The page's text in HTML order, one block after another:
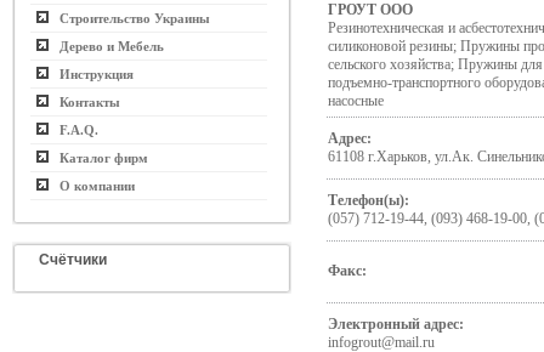
Строительство Украины
Дерево и Мебель
Инструкция
Контакты
F.A.Q.
Каталог фирм
О компании
Счётчики
ГРОУТ ООО
Резинотехническая и
силиконовой резины; Пружины
сельского хозяйства; Пружины
подъемно-транспортного
насосные
Адрес:
61108 г.Харьков, ул.Ак.
Телефон(ы):
(057) 712-19-44, (093) 468-19-00,
Факс:
Электронный адрес:
infogrout@mail.ru